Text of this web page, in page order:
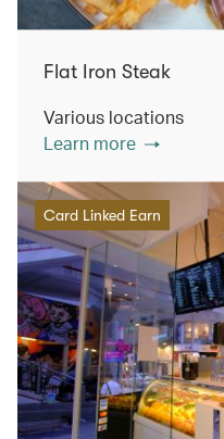
Flat Iron Steak
Various locations
Learn more
Card Linked Earn